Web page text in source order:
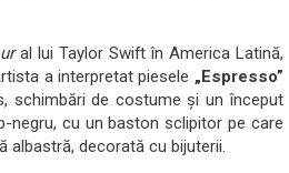
al lui Taylor Swift în America Latină,
a interpretat piesele „Espresso”
schimbări de costume și un început
negru, cu un baston sclipitor pe care
decorată cu bijuterii.